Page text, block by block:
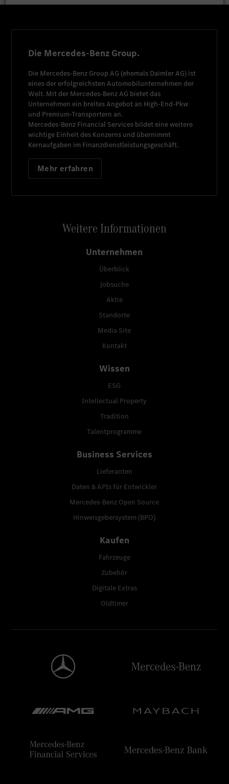
Die Mercedes-Benz Group.
Die Mercedes-Benz Group AG (ehemals Daimler AG) ist
eines der erfolgreichsten Automobilunternehmen der
Welt. Mit der Mercedes-Benz AG bietet das
Unternehmen ein breites Angebot an High-End-Pkw
und Premium-Transportern an.
Mercedes-Benz Financial Services bildet eine weitere
wichtige Einheit des Konzerns und übernimmt
Kernaufgaben im Finanzdienstleistungsgeschäft.
Mehr erfahren
Weitere Informationen
Unternehmen
Überblick
Jobsuche
Aktie
Standorte
Media Site
Kontakt
Wissen
ESG
Intellectual Property
Tradition
Talentprogramme
Business Services
Lieferanten
Daten & APIs für Entwickler
Mercedes-Benz Open Source
Hinweisgebersystem (BPO)
Kaufen
Fahrzeuge
Zubehör
Digitale Extras
Oldtimer